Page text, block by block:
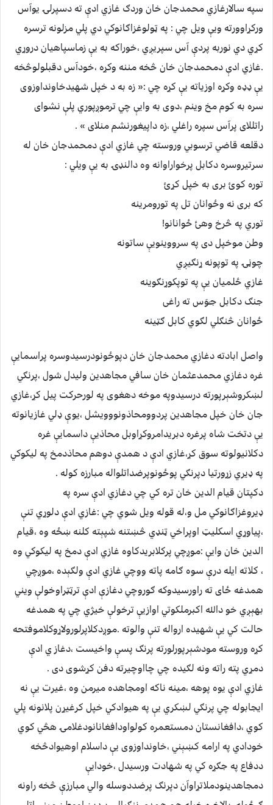
سپه سالارغازي محمدجان خان وردګ غازي ادې ته دسپرلۍ یوآس
ورکړاوورته ویې ویل چي : په ټولوغزاګانوکي دي پلي مزلونه ترسره
کړي دي نوربه پردې آس سپریږي ،خوراکه به یې زماسپاهیان دروړي
.غازي ادې دمحمدجان خان څخه مننه وکړه ،خودآس دقبلولوڅخه
یې ډډه وکړه اوزیاته یې کړه چي :« زه به د خپل شهیدخاونداوزوی
سره به کوم مخ وینم ،دوی به وایې چي ترموږپوري پلې نشوای
راتللای پرآس سپره راغلي ،زه داپیغورنشم منلای » .
دقلعه قاضي ترسوبي وروسته چي غازي ادې دمحمدجان خان له
سرتیروسره دکابل پرخواراوانه وه دالنډۍ به یې ویلي :
توره کوئ بری به خپل کړئ
که بری نه وځوانان تل په تورومرینه
توري په څرخ وهئ ځوانانو!
وطن موخپل دی په سرووینویې ساتونه
چوڼۍ په توپونه ړنګیږي
غازي ځلمیان یې په توپکوړنګوینه
جنګ دکابل جـَوَس ته راغی
ځوانان څنګلي لګوي کابل ګټینه
واصل ابادته دغازي محمدجان خان دپوځونودرسیدوسره پراسمایې
غره دغازي محمدعثمان خان سافي مجاهدین ولیدل شول ،پرنګي
لښکروشېرپورته درسیدوپه موخه دهغوی په لورحرکت پیل کړ،غازي
جان خان خپل مجاهدین پردوومحاذونووویشل ،یوې ډلي غازیانوته
یې دتخت شاه پرغره دبریدامروکړاوبل محاذیې داسمایې غره
دکلانیولوته سوق کړ،غازي ادې د همدې دوهم محاذدمخ په لیکوکي
په ډیري زړورتیا دپرنګي پوځونوپرضداتلواله مبارزه کوله .
دکپتان قیام الدین خان تره کي چي دغازي ادې سره په
ډیروغزاګانوکي مل و،له قوله ویل شوي چي :غازي ادې دلوړي تنې
،پیاوړي اسکلیټ اوپراخي ټنډي څښتنه شپېته کلنه ښځه وه ،قیام
الدین خان وایې :موږچي پرکلابریدکاوه غازي ادې دمخ په لیکوکي وه
، کلاته ایله درې سوه ګامه پاته ووچي غازي ادې ولګېده ،موږچي
همدغه ځای ته راورسیدوکه ګوروچي دغازې ادې ترټټراوخولې ویني
بهېږي خو دالله اکبرملکوتي اوازیې ترخولې خیژي چي په همدغه
حالت کي یې شهیده ارواله تنې والوته .موږدکلاپرلورولاړوکلاموفتحه
کړه وروسته مودشېرپورلورته پرنګ پسې واخیست ،دغاز ي ادې
دمړي پته راته ونه لګیده چي چااوچیرته دفن کړشوی دی .
غازي ادې یوه پوهه ،مینه ناکه اومجاهده میرمن وه ،غیرت یې نه
ایجابوله چي پرنګي لښکري یې په هیوادکي خپل کرغیړن پلانونه پلي
کوي ،دافغانستان دمستعمره کولواودافغانانودغلامۍ هڅي کوي
خودادي په ارامه کښېني ،خاونداوزوی یې داسلام اوهیوادڅخه
ددفاع په جګړه کي په شهادت ورسیدل ،خودایې
دمجاهدینودملاتړاوآن دپرنګ پرضددوسله والي مبارزې څخه راونه